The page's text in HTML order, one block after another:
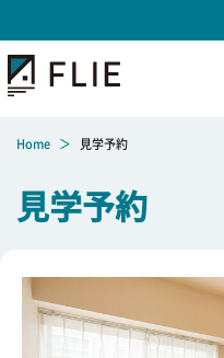
Home 見学予約
見学予約